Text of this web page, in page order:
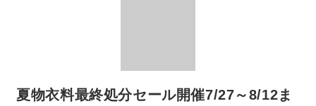
夏物衣料最終処分セール開催7/27～8/12ま